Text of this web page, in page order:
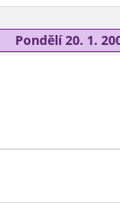
Pondělí 20. 1.